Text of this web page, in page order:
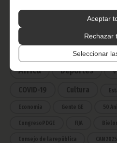
Aceptar
Rechazar
Seleccionar
CATEGORÍAS
Noticias Gobierno
África
Deportes
COVID-19 Cultura
Economía Gente GE 50
CongresoPDGE FIJA
Consejo de la república CAN 2025